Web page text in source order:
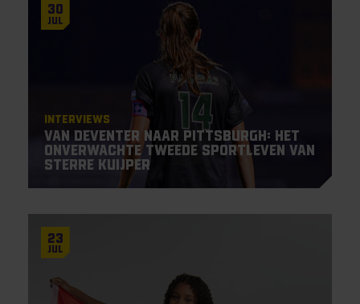
30
Jul
Interviews
Van Deventer naar Pittsburgh: het
onverwachte tweede sportleven van
Sterre Kuijper
23
Jul